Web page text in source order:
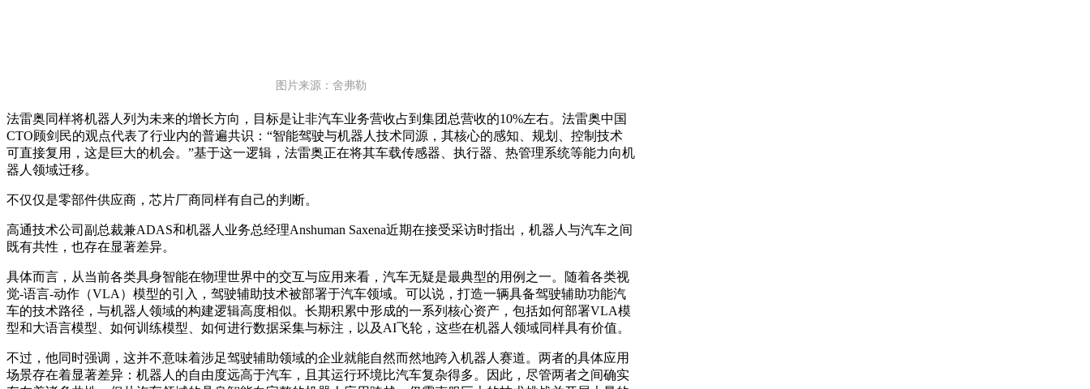
图片来源：舍弗勒
法雷奥同样将机器人列为未来的增长方向，目标是让非汽车业务营收占到集团总营收的10%左右。法雷奥中国
CTO顾剑民的观点代表了行业内的普遍共识：“智能驾驶与机器人技术同源，其核心的感知、规划、控制技术
可直接复用，这是巨大的机会。”基于这一逻辑，法雷奥正在将其车载传感器、执行器、热管理系统等能力向机
器人领域迁移。
不仅仅是零部件供应商，芯片厂商同样有自己的判断。
高通技术公司副总裁兼ADAS和机器人业务总经理Anshuman Saxena近期在接受采访时指出，机器人与汽车之间
既有共性，也存在显著差异。
具体而言，从当前各类具身智能在物理世界中的交互与应用来看，汽车无疑是最典型的用例之一。随着各类视
觉-语言-动作（VLA）模型的引入，驾驶辅助技术被部署于汽车领域。可以说，打造一辆具备驾驶辅助功能汽
车的技术路径，与机器人领域的构建逻辑高度相似。长期积累中形成的一系列核心资产，包括如何部署VLA模
型和大语言模型、如何训练模型、如何进行数据采集与标注，以及AI飞轮，这些在机器人领域同样具有价值。
不过，他同时强调，这并不意味着涉足驾驶辅助领域的企业就能自然而然地跨入机器人赛道。两者的具体应用
场景存在着显著差异：机器人的自由度远高于汽车，且其运行环境比汽车复杂得多。因此，尽管两者之间确实